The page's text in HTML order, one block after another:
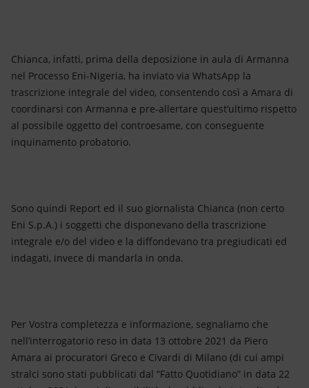
Chianca, infatti, prima della deposizione in aula di Armanna
nel Processo Eni-Nigeria, ha inviato via WhatsApp la
trascrizione integrale del video, consentendo così a Amara di
coordinarsi con Armanna e pre-allertare quest’ultimo rispetto
al possibile oggetto del controesame, con conseguente
inquinamento probatorio.
Sono quindi Report ed il suo giornalista Chianca (non certo
Eni S.p.A.) i soggetti che disponevano della trascrizione
integrale e/o del video e la diffondevano tra pregiudicati ed
indagati, invece di mandarla in onda.
Per Vostra completezza e informazione, segnaliamo che
nell’interrogatorio reso in data 13 ottobre 2021 da Piero
Amara ai procuratori Greco e Civardi di Milano (di cui ampi
stralci sono stati pubblicati dal “Fatto Quotidiano” in data 22